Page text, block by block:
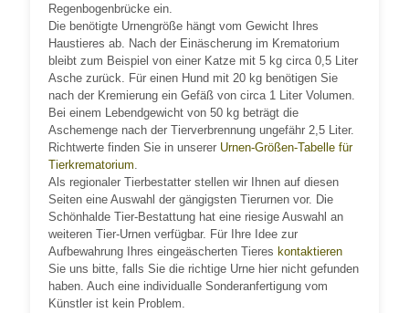
Regenbogenbrücke ein.
Die benötigte Urnengröße hängt vom Gewicht Ihres
Haustieres ab. Nach der Einäscherung im Krematorium
bleibt zum Beispiel von einer Katze mit 5 kg circa 0,5 Liter
Asche zurück. Für einen Hund mit 20 kg benötigen Sie
nach der Kremierung ein Gefäß von circa 1 Liter Volumen.
Bei einem Lebendgewicht von 50 kg beträgt die
Aschemenge nach der Tierverbrennung ungefähr 2,5 Liter.
Richtwerte finden Sie in unserer Urnen-Größen-Tabelle für
Tierkrematorium.
Als regionaler Tierbestatter stellen wir Ihnen auf diesen
Seiten eine Auswahl der gängigsten Tierurnen vor. Die
Schönhalde Tier-Bestattung hat eine riesige Auswahl an
weiteren Tier-Urnen verfügbar. Für Ihre Idee zur
Aufbewahrung Ihres eingeäscherten Tieres kontaktieren
Sie uns bitte, falls Sie die richtige Urne hier nicht gefunden
haben. Auch eine individualle Sonderanfertigung vom
Künstler ist kein Problem.